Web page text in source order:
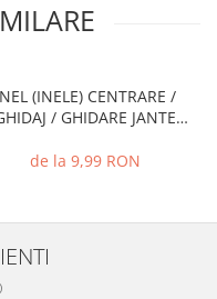
(INELE) CENTRARE /
/ GHIDARE JANTE
de la 9,99 RON